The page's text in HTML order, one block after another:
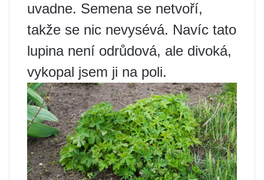
uvadne. Semena se netvoří,
takže se nic nevysévá. Navíc tato
lupina není odrůdová, ale divoká,
vykopal jsem ji na poli.